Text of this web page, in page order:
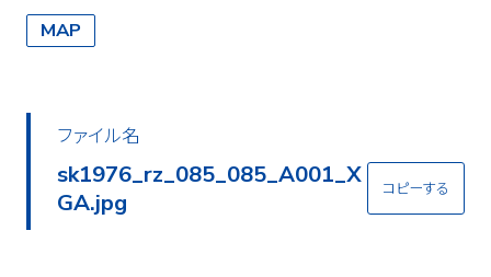
MAP
ファイル名
sk1976_rz_085_085_A001_X
GA.jpg
コピーする